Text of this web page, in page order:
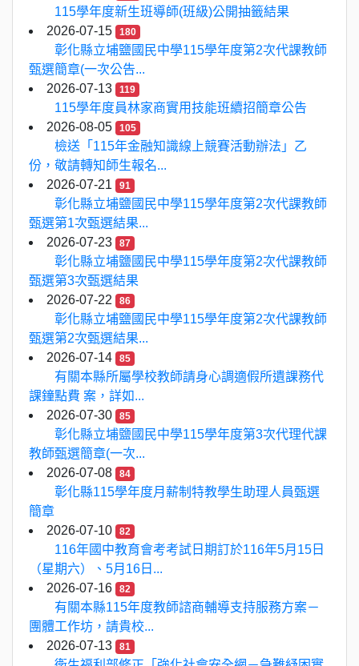
115學年度新生班導師(班級)公開抽籤結果
2026-07-15
180
彰化縣立埔鹽國民中學115學年度第2次代課教師
甄選簡章(一次公告...
2026-07-13
119
115學年度員林家商實用技能班續招簡章公告
2026-08-05
105
檢送「115年金融知識線上競賽活動辦法」乙
份，敬請轉知師生報名...
2026-07-21
91
彰化縣立埔鹽國民中學115學年度第2次代課教師
甄選第1次甄選結果...
2026-07-23
87
彰化縣立埔鹽國民中學115學年度第2次代課教師
甄選第3次甄選結果
2026-07-22
86
彰化縣立埔鹽國民中學115學年度第2次代課教師
甄選第2次甄選結果...
2026-07-14
85
有關本縣所屬學校教師請身心調適假所遺課務代
課鐘點費 案，詳如...
2026-07-30
85
彰化縣立埔鹽國民中學115學年度第3次代理代課
教師甄選簡章(一次...
2026-07-08
84
彰化縣115學年度月薪制特教學生助理人員甄選
簡章
2026-07-10
82
116年國中教育會考考試日期訂於116年5月15日
（星期六）、5月16日...
2026-07-16
82
有關本縣115年度教師諮商輔導支持服務方案－
團體工作坊，請貴校...
2026-07-13
81